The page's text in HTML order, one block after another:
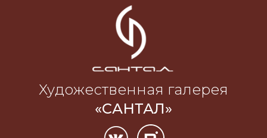
Художественная галерея
«САНТАЛ»